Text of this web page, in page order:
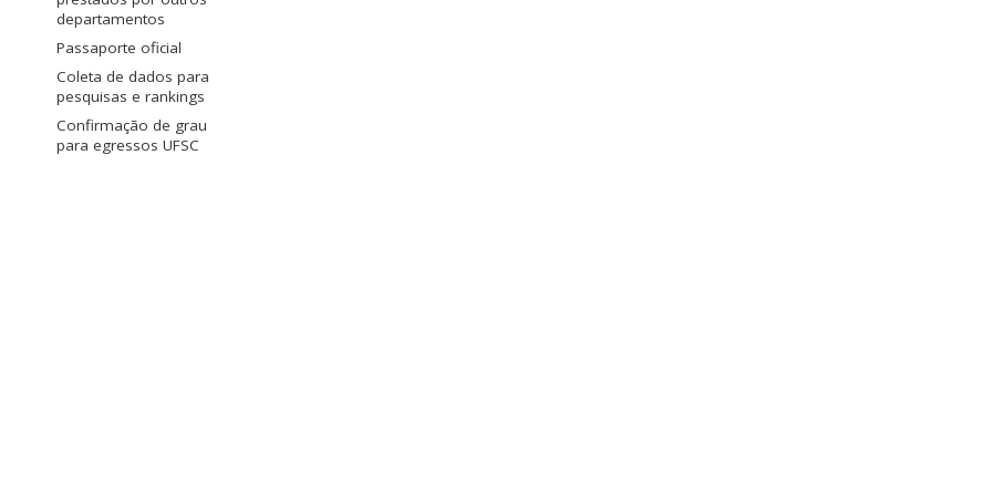
departamentos
Passaporte oficial
Coleta de dados para
pesquisas e rankings
Confirmação de grau
para egressos UFSC